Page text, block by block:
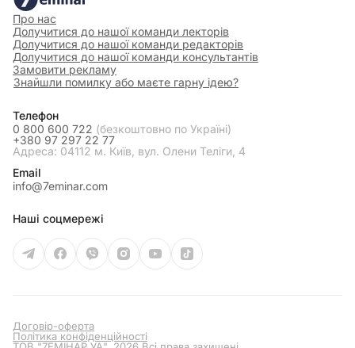
Про нас
Долучитися до нашої команди лекторів
Долучитися до нашої команди редакторів
Долучитися до нашої команди консультантів
Замовити рекламу
Знайшли помилку або маєте гарну ідею?
Телефон
0 800 600 722 (безкоштовно по Україні)
+380 97 297 22 77
Адреса: 04112 м. Київ, вул. Олени Теліги, 4
Email
info@7eminar.com
Наші соцмережі
Договір-оферта
Політика конфіденційності